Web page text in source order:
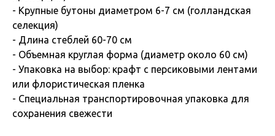
- Крупные бутоны диаметром 6-7 см (голландская
селекция)
- Длина стеблей 60-70 см
- Объемная круглая форма (диаметр около 60 см)
- Упаковка на выбор: крафт с персиковыми лентами
или флористическая пленка
- Специальная транспортировочная упаковка для
сохранения свежести